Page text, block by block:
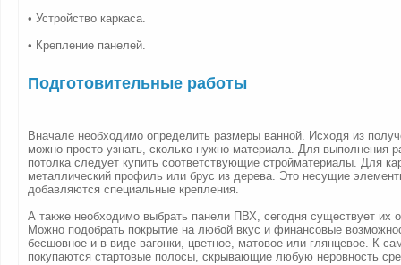
• Устройство каркаса.
• Крепление панелей.
Подготовительные работы
Вначале необходимо определить размеры ванной. Исходя из
можно просто узнать, сколько нужно материала. Для выполнения
потолка следует купить соответствующие стройматериалы. Для
металлический профиль или брус из дерева. Это несущие
добавляются специальные крепления.
А также необходимо выбрать панели ПВХ, сегодня существует их
Можно подобрать покрытие на любой вкус и финансовые
бесшовное и в виде вагонки, цветное, матовое или глянцевое. К
покупаются стартовые полосы, скрывающие любую неровность